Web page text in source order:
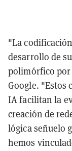
"La
desarrollo de
polimórfico por
Google. "Estos
IA facilitan la
creación de
lógica señuelo
hemos